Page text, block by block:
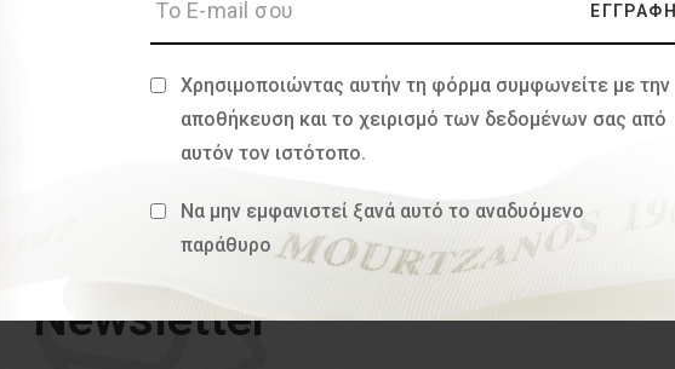
ΕΓΓΡΑΦΗ
Χρησιμοποιώντας αυτήν τη φόρμα συμφωνείτε με την
αποθήκευση και το χειρισμό των δεδομένων σας από
αυτόν τον ιστότοπο.
Να μην εμφανιστεί ξανά αυτό το αναδυόμενο
παράθυρο
Newsletter